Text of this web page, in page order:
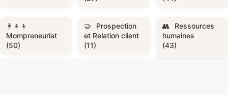
Mompreneuriat
(50)
Prospection
et Relation client
(11)
Ressources
humaines
(43)